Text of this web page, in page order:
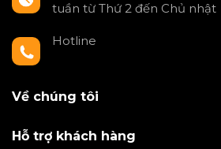
tuần từ Thứ 2 đến Chủ nhật
Hotline
Về chúng tôi
Hỗ trợ khách hàng